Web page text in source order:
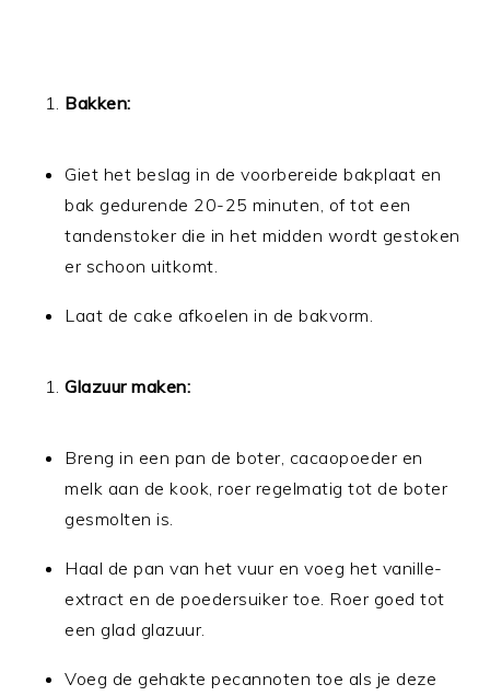
Bakken:
Giet het beslag in de voorbereide bakplaat en
bak gedurende 20-25 minuten, of tot een
tandenstoker die in het midden wordt gestoken
er schoon uitkomt.
Laat de cake afkoelen in de bakvorm.
Glazuur maken:
Breng in een pan de boter, cacaopoeder en
melk aan de kook, roer regelmatig tot de boter
gesmolten is.
Haal de pan van het vuur en voeg het vanille-
extract en de poedersuiker toe. Roer goed tot
een glad glazuur.
Voeg de gehakte pecannoten toe als je deze